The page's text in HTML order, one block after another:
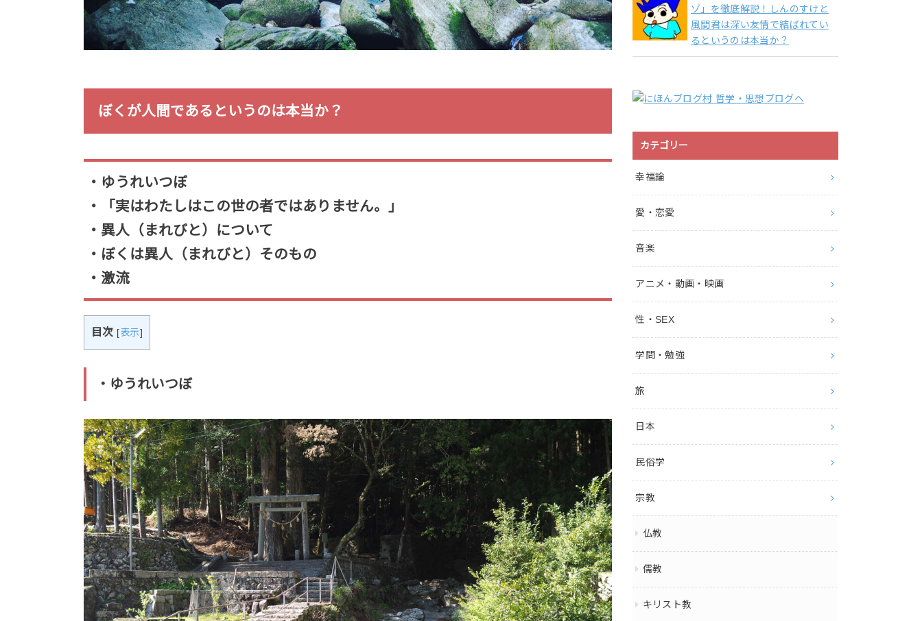
ぼくが人間であるというのは本当か？
・ゆうれいつぼ
・「実はわたしはこの世の者ではありません。」
・異人（まれびと）について
・ぼくは異人（まれびと）そのもの
・激流
目次 [表示]
・ゆうれいつぼ
ゾ」を徹底解説！しんのすけと
風間君は深い友情で結ばれてい
るというのは本当か？
カテゴリー
幸福論
愛・恋愛
音楽
アニメ・動画・映画
性・SEX
学問・勉強
旅
日本
民俗学
宗教
仏教
儒教
キリスト教